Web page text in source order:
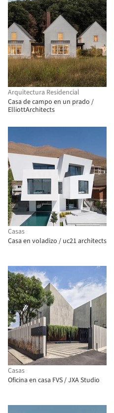
Arquitectura Residencial
Casa de campo en un prado /
ElliottArchitects
Casas
Casa en voladizo / uc21 architects
Casas
Oficina en casa FVS / JXA Studio